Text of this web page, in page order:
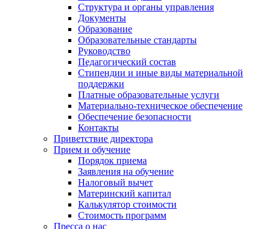
Структура и органы управления
Документы
Образование
Образовательные стандарты
Руководство
Педагогический состав
Стипендии и иные виды материальной
поддержки
Платные образовательные услуги
Материально-техническое обеспечение
Обеспечение безопасности
Контакты
Приветствие директора
Прием и обучение
Порядок приема
Заявления на обучение
Налоговый вычет
Материнский капитал
Калькулятор стоимости
Стоимость программ
Пресса о нас